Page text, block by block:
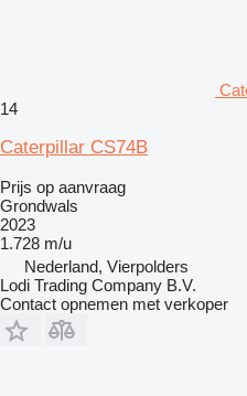
14
Caterpillar CS74B
Prijs op aanvraag
Grondwals
2023
1.728 m/u
Nederland, Vierpolders
Lodi Trading Company B.V.
Contact opnemen met verkoper